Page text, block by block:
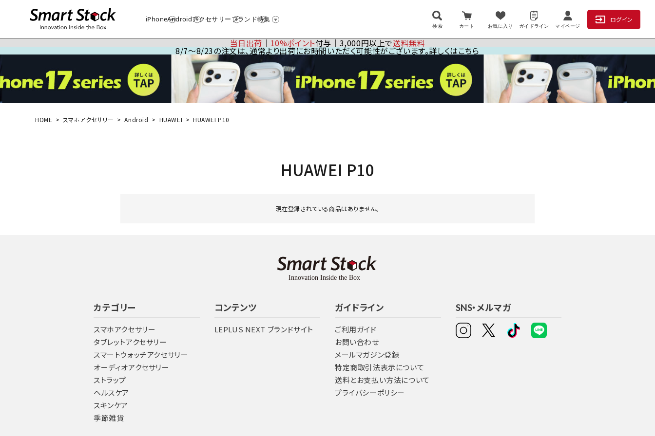
iPhoneAndroidアクセサリーブランド特集
検索 カート お気に入り ガイドライン マイページ
ログイン
当日出荷│10%ポイント付与│3,000円以上で送料無料
8/7～8/23の注文は、通常より出荷にお時間いただく可能性がございます。詳しくはこちら
HOME スマホアクセサリー Android HUAWEI HUAWEI P10
HUAWEI P10
現在登録されている商品はありません。
カテゴリー
スマホアクセサリー
タブレットアクセサリー
スマートウォッチアクセサリー
オーディオアクセサリー
ストラップ
ヘルスケア
スキンケア
季節雑貨
コンテンツ
LEPLUS NEXT ブランドサイト
ガイドライン
ご利用ガイド
お問い合わせ
メールマガジン登録
特定商取引法表示について
送料とお支払い方法について
プライバシーポリシー
SNS・メルマガ